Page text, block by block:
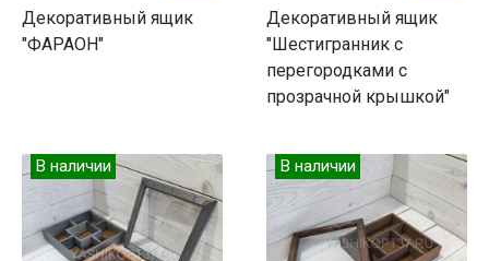
Декоративный ящик
"ФАРАОН"
Декоративный ящик
"Шестигранник с
перегородками с
прозрачной крышкой"
В наличии В наличии